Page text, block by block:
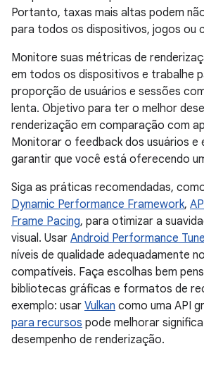
Portanto, taxas mais altas podem
para todos os dispositivos, jogos ou
Monitore suas métricas de
em todos os dispositivos e trabalhe
proporção de usuários e sessões
lenta. Objetivo para ter o melhor
renderização em comparação com
Monitorar o feedback dos usuários e
garantir que você está oferecendo
Siga as práticas recomendadas,
Dynamic Performance Framework,
Frame Pacing, para otimizar a
visual. Usar Android Performance
níveis de qualidade adequadamente
compatíveis. Faça escolhas bem
bibliotecas gráficas e formatos de
exemplo: usar Vulkan como uma API
para recursos pode melhorar
desempenho de renderização.